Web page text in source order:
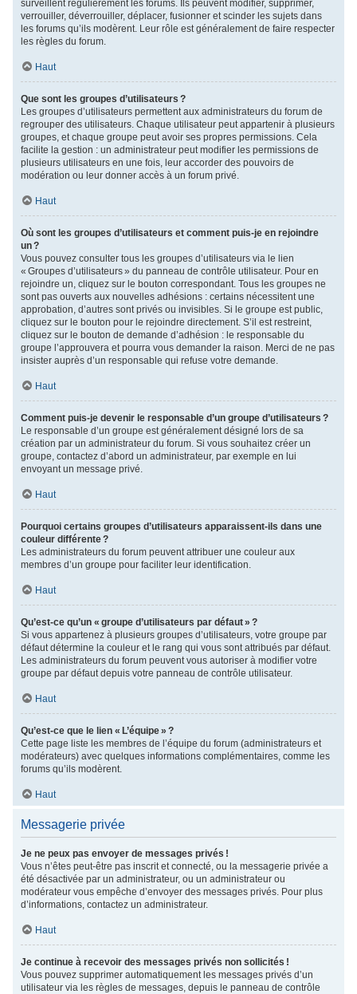
surveillent régulièrement les forums. Ils peuvent modifier, supprimer,
verrouiller, déverrouiller, déplacer, fusionner et scinder les sujets dans
les forums qu’ils modèrent. Leur rôle est généralement de faire respecter
les règles du forum.
Haut
Que sont les groupes d’utilisateurs ?
Les groupes d’utilisateurs permettent aux administrateurs du forum de
regrouper des utilisateurs. Chaque utilisateur peut appartenir à plusieurs
groupes, et chaque groupe peut avoir ses propres permissions. Cela
facilite la gestion : un administrateur peut modifier les permissions de
plusieurs utilisateurs en une fois, leur accorder des pouvoirs de
modération ou leur donner accès à un forum privé.
Haut
Où sont les groupes d’utilisateurs et comment puis-je en rejoindre
un ?
Vous pouvez consulter tous les groupes d’utilisateurs via le lien
« Groupes d’utilisateurs » du panneau de contrôle utilisateur. Pour en
rejoindre un, cliquez sur le bouton correspondant. Tous les groupes ne
sont pas ouverts aux nouvelles adhésions : certains nécessitent une
approbation, d’autres sont privés ou invisibles. Si le groupe est public,
cliquez sur le bouton pour le rejoindre directement. S’il est restreint,
cliquez sur le bouton de demande d’adhésion : le responsable du
groupe l’approuvera et pourra vous demander la raison. Merci de ne pas
insister auprès d’un responsable qui refuse votre demande.
Haut
Comment puis-je devenir le responsable d’un groupe d’utilisateurs ?
Le responsable d’un groupe est généralement désigné lors de sa
création par un administrateur du forum. Si vous souhaitez créer un
groupe, contactez d’abord un administrateur, par exemple en lui
envoyant un message privé.
Haut
Pourquoi certains groupes d’utilisateurs apparaissent-ils dans une
couleur différente ?
Les administrateurs du forum peuvent attribuer une couleur aux
membres d’un groupe pour faciliter leur identification.
Haut
Qu’est-ce qu’un « groupe d’utilisateurs par défaut » ?
Si vous appartenez à plusieurs groupes d’utilisateurs, votre groupe par
défaut détermine la couleur et le rang qui vous sont attribués par défaut.
Les administrateurs du forum peuvent vous autoriser à modifier votre
groupe par défaut depuis votre panneau de contrôle utilisateur.
Haut
Qu’est-ce que le lien « L’équipe » ?
Cette page liste les membres de l’équipe du forum (administrateurs et
modérateurs) avec quelques informations complémentaires, comme les
forums qu’ils modèrent.
Haut
Messagerie privée
Je ne peux pas envoyer de messages privés !
Vous n’êtes peut-être pas inscrit et connecté, ou la messagerie privée a
été désactivée par un administrateur, ou un administrateur ou
modérateur vous empêche d’envoyer des messages privés. Pour plus
d’informations, contactez un administrateur.
Haut
Je continue à recevoir des messages privés non sollicités !
Vous pouvez supprimer automatiquement les messages privés d’un
utilisateur via les règles de messages, depuis le panneau de contrôle